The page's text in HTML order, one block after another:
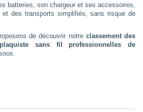
batteries, son chargeur et ses accessoires,
des transports simplifiés, sans risque de
de découvrir notre classement des
sans fil professionnelles de